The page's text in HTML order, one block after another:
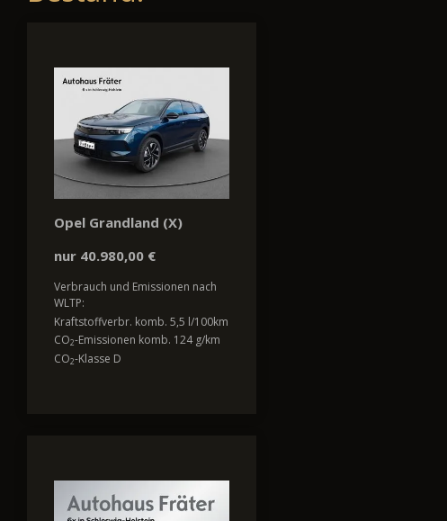
Opel Grandland (X)
nur 40.980,00 €
Verbrauch und Emissionen nach
WLTP:
Kraftstoffverbr. komb. 5,5 l/100km
CO2-Emissionen komb. 124 g/km
CO2-Klasse D